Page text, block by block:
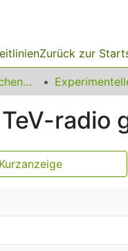
Zurück zur
Experimentelle Teilchenphysik
radio
Kurzanzeige